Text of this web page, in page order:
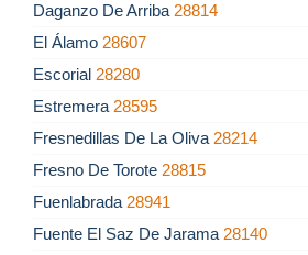
Daganzo De Arriba 28814
El Álamo 28607
Escorial 28280
Estremera 28595
Fresnedillas De La Oliva 28214
Fresno De Torote 28815
Fuenlabrada 28941
Fuente El Saz De Jarama 28140